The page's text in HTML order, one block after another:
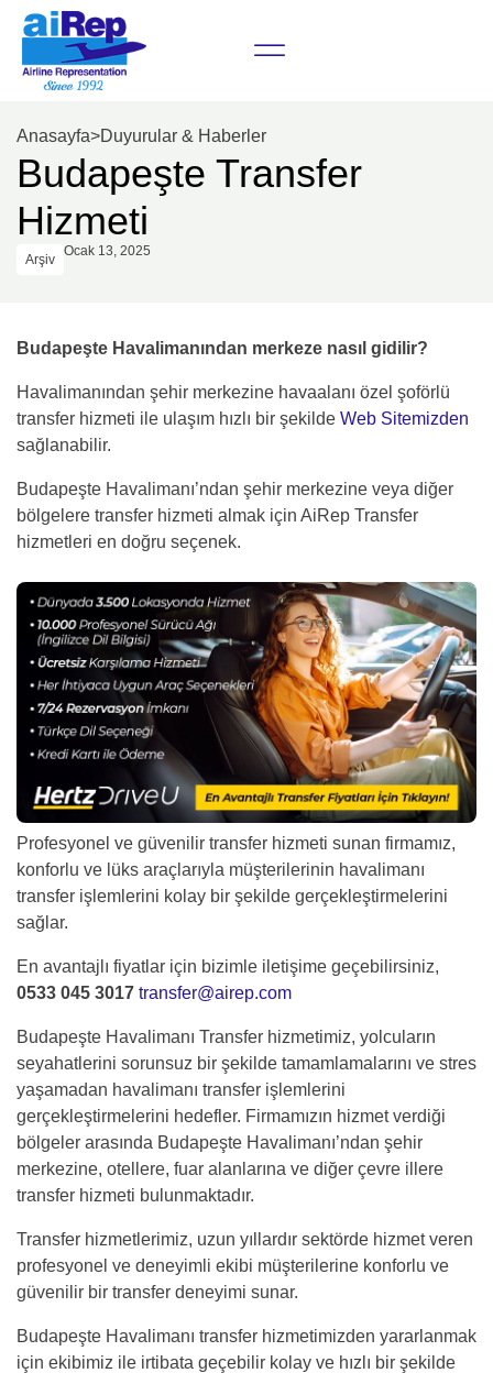
Anasayfa>Duyurular & Haberler
Budapeşte Transfer
Hizmeti
Arşiv
Ocak 13, 2025
Budapeşte Havalimanından merkeze nasıl gidilir?
Havalimanından şehir merkezine havaalanı özel şoförlü
transfer hizmeti ile ulaşım hızlı bir şekilde Web Sitemizden
sağlanabilir.
Budapeşte Havalimanı’ndan şehir merkezine veya diğer
bölgelere transfer hizmeti almak için AiRep Transfer
hizmetleri en doğru seçenek.
Profesyonel ve güvenilir transfer hizmeti sunan firmamız,
konforlu ve lüks araçlarıyla müşterilerinin havalimanı
transfer işlemlerini kolay bir şekilde gerçekleştirmelerini
sağlar.
En avantajlı fiyatlar için bizimle iletişime geçebilirsiniz,
0533 045 3017 transfer@airep.com
Budapeşte Havalimanı Transfer hizmetimiz, yolcuların
seyahatlerini sorunsuz bir şekilde tamamlamalarını ve stres
yaşamadan havalimanı transfer işlemlerini
gerçekleştirmelerini hedefler. Firmamızın hizmet verdiği
bölgeler arasında Budapeşte Havalimanı’ndan şehir
merkezine, otellere, fuar alanlarına ve diğer çevre illere
transfer hizmeti bulunmaktadır.
Transfer hizmetlerimiz, uzun yıllardır sektörde hizmet veren
profesyonel ve deneyimli ekibi müşterilerine konforlu ve
güvenilir bir transfer deneyimi sunar.
Budapeşte Havalimanı transfer hizmetimizden yararlanmak
için ekibimiz ile irtibata geçebilir kolay ve hızlı bir şekilde